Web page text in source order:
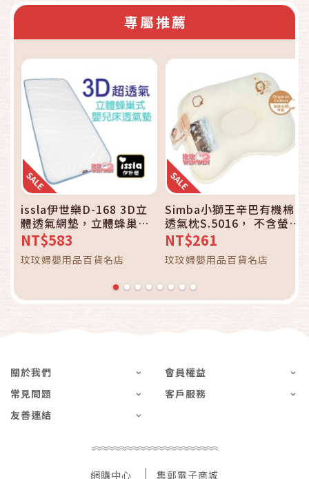
專屬推薦
issla伊世樂D-168 3D立
體透氣網墊，立體蜂巢式
嬰兒床透氣墊，最透氣的
結構，通風、散熱 、好舒
眠
NT$583
玟玟婦嬰用品百貨名店
Simba小獅王辛巴有機棉
透氣枕S.5016， 不含螢光
劑、甲醛不做任何化學染
整，保留原棉色澤
NT$261
玟玟婦嬰用品百貨名店
關於我們
會員權益
常見問題
客戶服務
友善連結
網購中心 集郵電子商城